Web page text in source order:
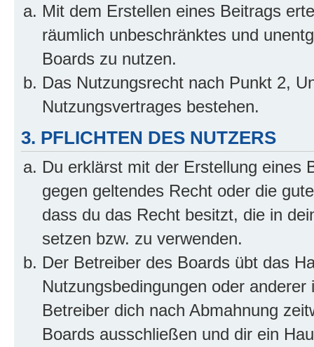
Mit dem Erstellen eines Beitrags
räumlich unbeschränktes und
Boards zu nutzen.
Das Nutzungsrecht nach Punkt 2,
Nutzungsvertrages bestehen.
3. PFLICHTEN DES NUTZERS
Du erklärst mit der Erstellung eines
gegen geltendes Recht oder die
dass du das Recht besitzt, die in
setzen bzw. zu verwenden.
Der Betreiber des Boards übt das
Nutzungsbedingungen oder
Betreiber dich nach Abmahnung
Boards ausschließen und dir ein